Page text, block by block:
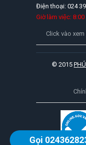
Điện thoại: 024
Giờ làm việc:
Click vào
© 2015
Gọi